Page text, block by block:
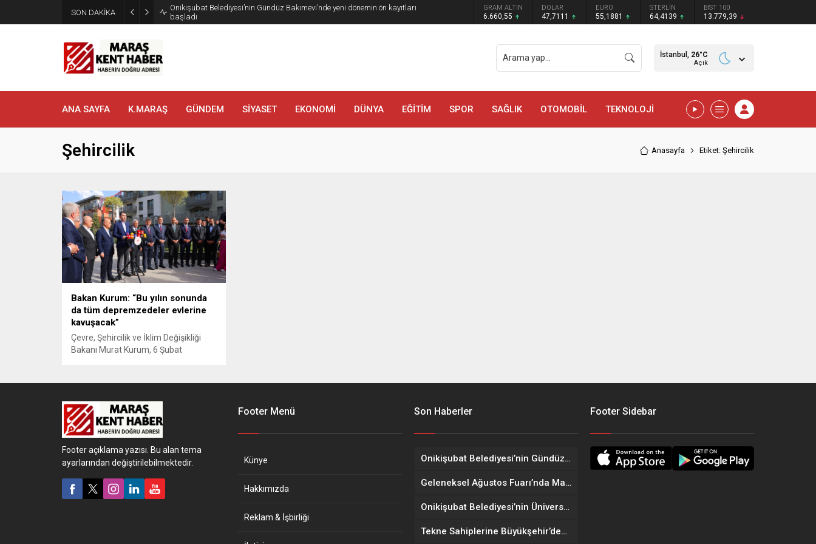
SON DAKİKA
Onikişubat Belediyesi’nin Gündüz Bakımevi’nde yeni dönemin ön kayıtları
başladı
GRAM ALTIN
6.660,55
DOLAR
47,7111
EURO
55,1881
STERLİN
64,4139
BIST 100
13.779,39
İstanbul, 26°C
Açık
ANA SAYFA K.MARAŞ GÜNDEM SİYASET EKONOMİ DÜNYA EĞİTİM SPOR SAĞLIK OTOMOBİL TEKNOLOJİ
Şehircilik Anasayfa Etiket: Şehircilik
Bakan Kurum: “Bu yılın sonunda
da tüm depremzedeler evlerine
kavuşacak”
Çevre, Şehircilik ve İklim Değişikliği
Bakanı Murat Kurum, 6 Şubat
konutlarını yerinde inceledi.
çalışmalar hakkında açıklamalarda
bulunan Bakan Kurum, yürütülen
projenin şehircilik açısından örnek
teşkil ettiğini ifade etti.
Footer açıklama yazısı. Bu alan tema
ayarlarından değiştirilebilmektedir.
Footer Menü
Künye
Hakkımızda
Reklam & İşbirliği
Son Haberler
Onikişubat Belediyesi’nin Gündüz Bakımevi’nde yeni dönemin ön kayıtları başladı
Geleneksel Ağustos Fuarı’nda Madrigal Coşkusu
Onikişubat Belediyesi’nin Üniversite Hazırlık Kursu başvurularında son gün 7 Ağustos
Tekne Sahiplerine Büyükşehir’den Kritik Uyarı; Belgelerinizi Kontrol Edin!
Footer Sidebar